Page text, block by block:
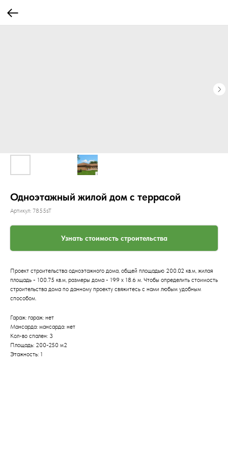
Одноэтажный жилой дом с террасой
Артикул: 7855sT
Узнать стоимость строительства
Проект строительства одноэтажного дома, общей площадью 200.02 кв.м, жилая
площадь - 100.75 кв.м, размеры дома - 19.9 x 18.6 м. Чтобы определить стоимость
строительства дома по данному проекту свяжитесь с нами любым удобным
способом.
Гараж: гараж: нет
Мансарда: мансарда: нет
Кол-во спален: 3
Площадь: 200-250 м2
Этажность: 1